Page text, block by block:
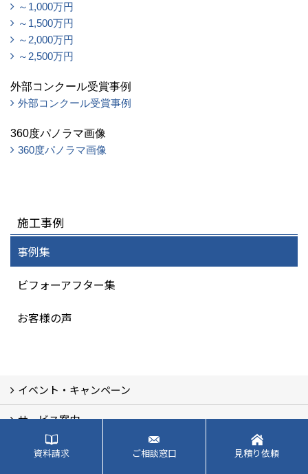
～1,000万円
～1,500万円
～2,000万円
～2,500万円
外部コンクール受賞事例
外部コンクール受賞事例
360度パノラマ画像
360度パノラマ画像
施工事例
事例集
ビフォーアフター集
お客様の声
イベント・キャンペーン
最新のイベント・キャンペーン情報
過去のイベント・キャンペーン
サービス案内
リフォームメニュー (17)
マンションリノベ
外壁塗装リフォーム
防音室リフォーム
近鉄不動産のドッグリフォーム by K・DogSpa
住まいの無料点検
リフォームの流れ
リフォーム成功のQ＆A
保証とアフターサービス
私たちが大切にしていること
安心のリフォーム体制
施工担当者の想い
多種多様なニーズに応える提案力
施工事例・お客様の声
資料請求 ご相談窓口 見積り依頼